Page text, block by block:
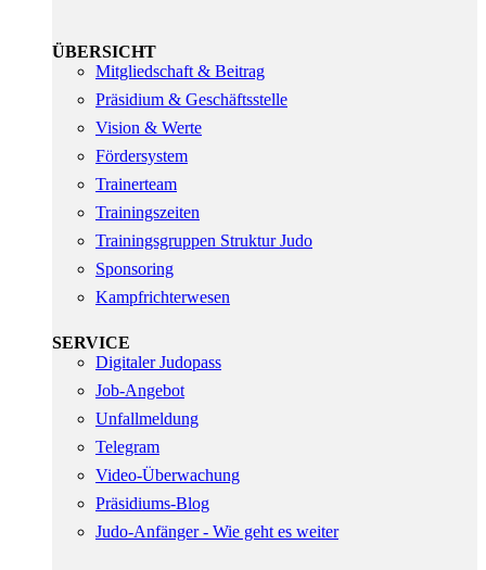
ÜBERSICHT
Mitgliedschaft & Beitrag
Präsidium & Geschäftsstelle
Vision & Werte
Fördersystem
Trainerteam
Trainingszeiten
Trainingsgruppen Struktur Judo
Sponsoring
Kampfrichterwesen
SERVICE
Digitaler Judopass
Job-Angebot
Unfallmeldung
Telegram
Video-Überwachung
Präsidiums-Blog
Judo-Anfänger - Wie geht es weiter